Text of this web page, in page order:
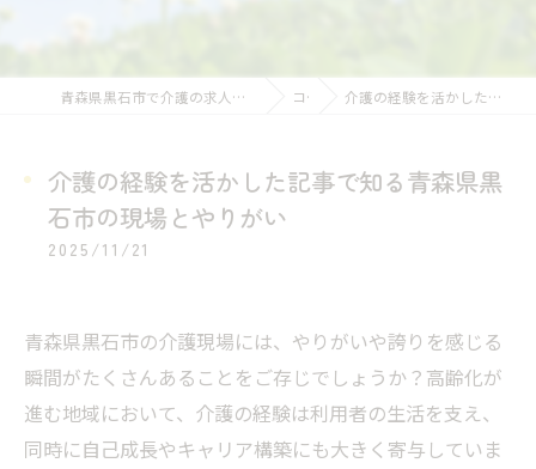
青森県黒石市で介護の求人ならサービス付き高齢者向け住宅ひまわりハウス コラム 介護の経験を活かした記事で知る青森県黒石市の現場とやりがい
介護の経験を活かした記事で知る青森県黒
石市の現場とやりがい
2025/11/21
青森県黒石市の介護現場には、やりがいや誇りを感じる
瞬間がたくさんあることをご存じでしょうか？高齢化が
進む地域において、介護の経験は利用者の生活を支え、
同時に自己成長やキャリア構築にも大きく寄与していま